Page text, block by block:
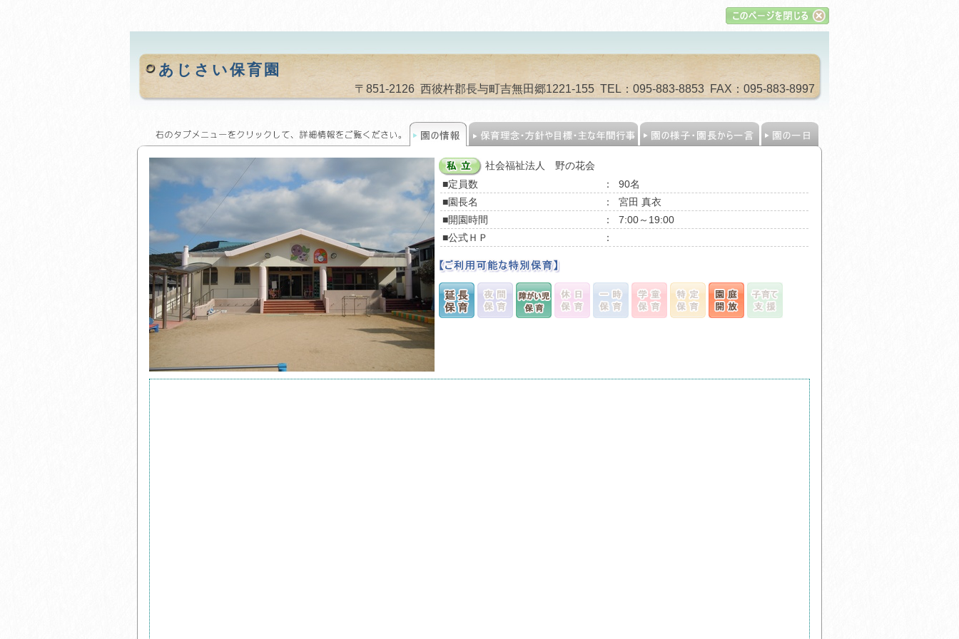
あじさい保育園
〒851-2126 西彼杵郡長与町吉無田郷1221-155 TEL：095-883-8853 FAX：095-883-8997
社会福祉法人 野の花会
■定員数
：
90名
■園長名
：
宮田 真衣
■開園時間
：
7:00～19:00
■公式ＨＰ
：